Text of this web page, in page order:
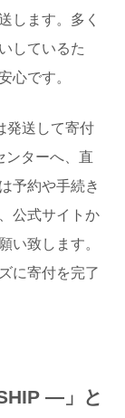
します。多く
しているた
心です。
発送して寄付
ンターへ、直
予約や手続き
公式サイトか
い致します。
に寄付を完了
―」と